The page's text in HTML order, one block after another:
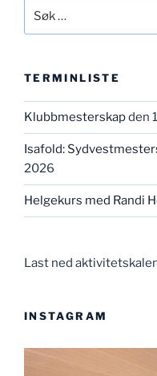
etter:
TERMINLISTE
Klubbmesterskapden
Isafold:
2026
Helgekurs med Randi
Last ned
INSTAGRAM